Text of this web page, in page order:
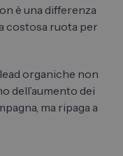
è una differenza
costosa ruota per
organiche non
dell’aumento dei
ma ripaga a